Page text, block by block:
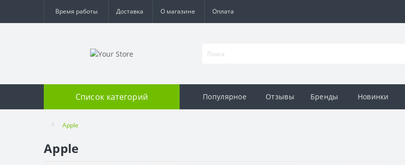
Время работы Доставка О магазине Оплата
Список категорий Популярное Отзывы Бренды Новинки
Apple
Apple